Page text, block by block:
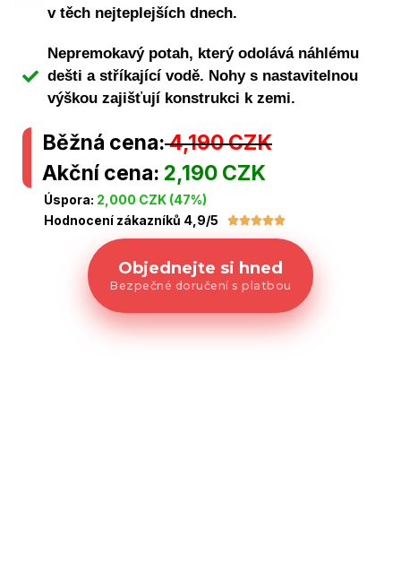
v těch nejteplejších dnech.
Nepremokavý potah, který odolává náhlému
dešti a stříkající vodě. Nohy s nastavitelnou
výškou zajišťují konstrukci k zemi.
Běžná cena:4,190 CZK
Akční cena: 2,190 CZK
Úspora: 2,000 CZK (47%)
Hodnocení zákazníků 4,9/5

Objednejte si hned
Bezpečné doručení s platbou